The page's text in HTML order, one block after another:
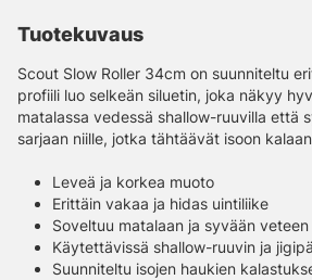
Tuotekuvaus
Scout Slow Roller 34cm on suunniteltu
profiili luo selkeän siluetin, joka näkyy
matalassa vedessä shallow-ruuvilla että
sarjaan niille, jotka tähtäävät isoon
Leveä ja korkea muoto
Erittäin vakaa ja hidas uintiliike
Soveltuu matalaan ja syvään veteen
Käytettävissä shallow-ruuvin ja
Suunniteltu isojen haukien